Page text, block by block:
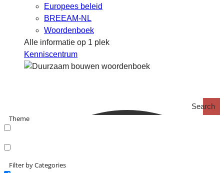
Europees beleid
BREEAM-NL
Woordenboek
Alle informatie op 1 plek
Kenniscentrum
Search
Theme
Filter by Categories